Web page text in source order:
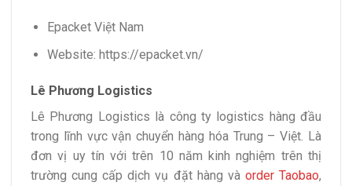
Epacket Việt Nam
Website: https://epacket.vn/
Lê Phương Logistics
Lê Phương Logistics là công ty logistics hàng đầu
trong lĩnh vực vận chuyển hàng hóa Trung – Việt. Là
đơn vị uy tín với trên 10 năm kinh nghiệm trên thị
trường cung cấp dịch vụ đặt hàng và order Taobao,